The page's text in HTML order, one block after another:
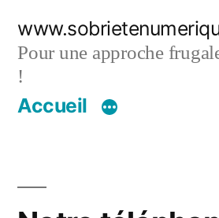
contenu
Pour une approche
!
Accueil